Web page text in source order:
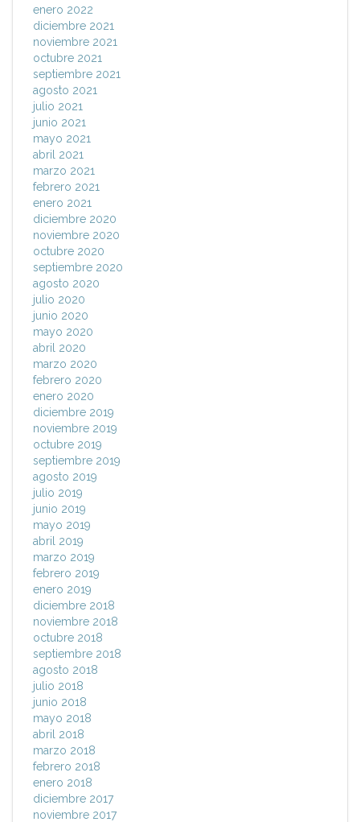
enero 2022
diciembre 2021
noviembre 2021
octubre 2021
septiembre 2021
agosto 2021
julio 2021
junio 2021
mayo 2021
abril 2021
marzo 2021
febrero 2021
enero 2021
diciembre 2020
noviembre 2020
octubre 2020
septiembre 2020
agosto 2020
julio 2020
junio 2020
mayo 2020
abril 2020
marzo 2020
febrero 2020
enero 2020
diciembre 2019
noviembre 2019
octubre 2019
septiembre 2019
agosto 2019
julio 2019
junio 2019
mayo 2019
abril 2019
marzo 2019
febrero 2019
enero 2019
diciembre 2018
noviembre 2018
octubre 2018
septiembre 2018
agosto 2018
julio 2018
junio 2018
mayo 2018
abril 2018
marzo 2018
febrero 2018
enero 2018
diciembre 2017
noviembre 2017